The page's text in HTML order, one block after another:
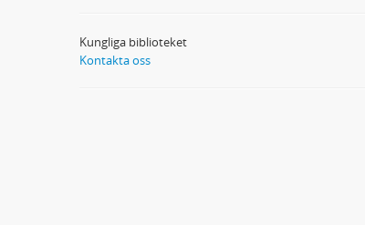
Kungliga biblioteket
Kontakta oss